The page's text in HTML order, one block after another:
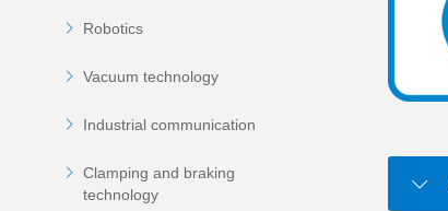
Robotics
Vacuum technology
Industrial communication
Clamping and braking
technology